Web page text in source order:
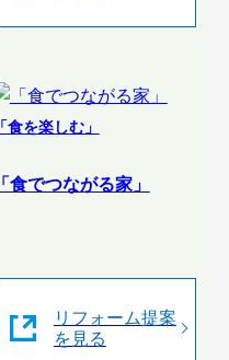
「食を楽しむ」
「食でつながる家」
リフォーム提案
を見る